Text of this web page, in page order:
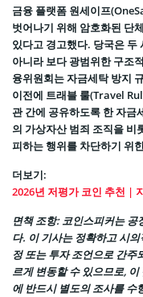
금융 플랫폼 원세이프
벗어나기 위해 암호화된 단
있다고 경고했다. 당국은 두
아니라 보다 광범위한 구조
융위원회는 자금세탁 방지
이전에 트래블 룰(Travel
관 간에 공유하도록 한 자금
의 가상자산 범죄 조직을 비
피하는 행위를 차단하기 위
더보기:
2026년 저평가 코인 추천 |
면책 조항: 코인스피커는
다. 이 기사는 정확하고 시
정 또는 투자 조언으로 간주
르게 변동할 수 있으므로,
에 반드시 별도의 조사를 수